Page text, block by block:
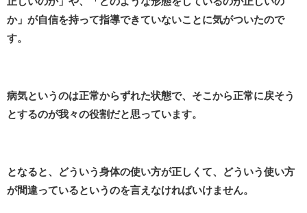
か」が自信を持って指導できていないことに気がついたので
す。
病気というのは正常からずれた状態で、そこから正常に戻そう
とするのが我々の役割だと思っています。
となると、どういう身体の使い方が正しくて、どういう使い方
が間違っているというのを言えなければいけません。